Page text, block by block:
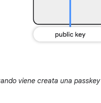
viene creata una passkey